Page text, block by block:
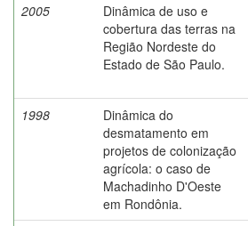
2005
Dinâmica de uso e
cobertura das terras na
Região Nordeste do
Estado de São Paulo.
1998
Dinâmica do
desmatamento em
projetos de colonização
agrícola: o caso de
Machadinho D'Oeste
em Rondônia.